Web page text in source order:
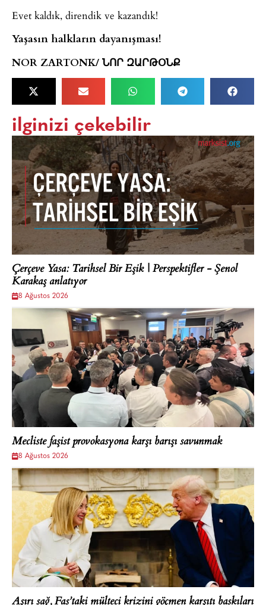
Evet kaldık, direndik ve kazandık!
Yaşasın halkların dayanışması!
NOR ZARTONK/ ՆՈՐ ԶԱՐԹՕՆՔ
ilginizi çekebilir
Çerçeve Yasa: Tarihsel Bir Eşik | Perspektifler - Şenol
Karakaş anlatıyor
8 Ağustos 2026
Mecliste faşist provokasyona karşı barışı savunmak
8 Ağustos 2026